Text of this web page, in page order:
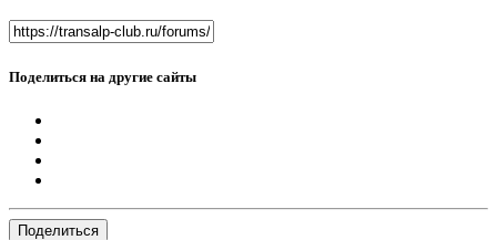
Поделиться на другие сайты
Поделиться